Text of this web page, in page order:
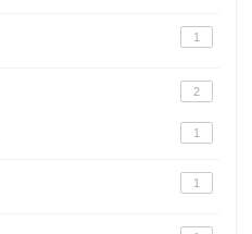
1
2
1
1